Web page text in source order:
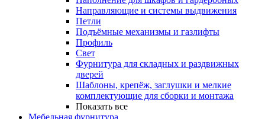
Направляющие и системы выдвижения
Петли
Подъёмные механизмы и газлифты
Профиль
Свет
Фурнитура для складных и раздвижных
дверей
Шаблоны, крепёж, заглушки и мелкие
комплектующие для сборки и монтажа
Показать все